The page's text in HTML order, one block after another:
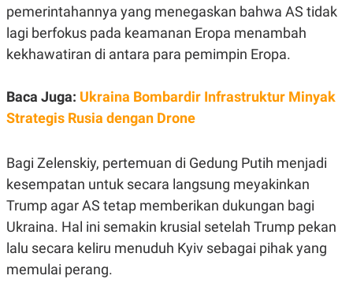
G
M
E
D
I
D
SITEMAP PROFILE TERM
OF
USE
PEDOMAN
PEMBERITAAN
SIBER
PRIVACY
POLICY
pemerintahannya yang menegaskan bahwa AS tidak
lagi berfokus pada keamanan Eropa menambah
kekhawatiran di antara para pemimpin Eropa.
Baca Juga: Ukraina Bombardir Infrastruktur Minyak
Strategis Rusia dengan Drone
Bagi Zelenskiy, pertemuan di Gedung Putih menjadi
kesempatan untuk secara langsung meyakinkan
Trump agar AS tetap memberikan dukungan bagi
Ukraina. Hal ini semakin krusial setelah Trump pekan
lalu secara keliru menuduh Kyiv sebagai pihak yang
memulai perang.